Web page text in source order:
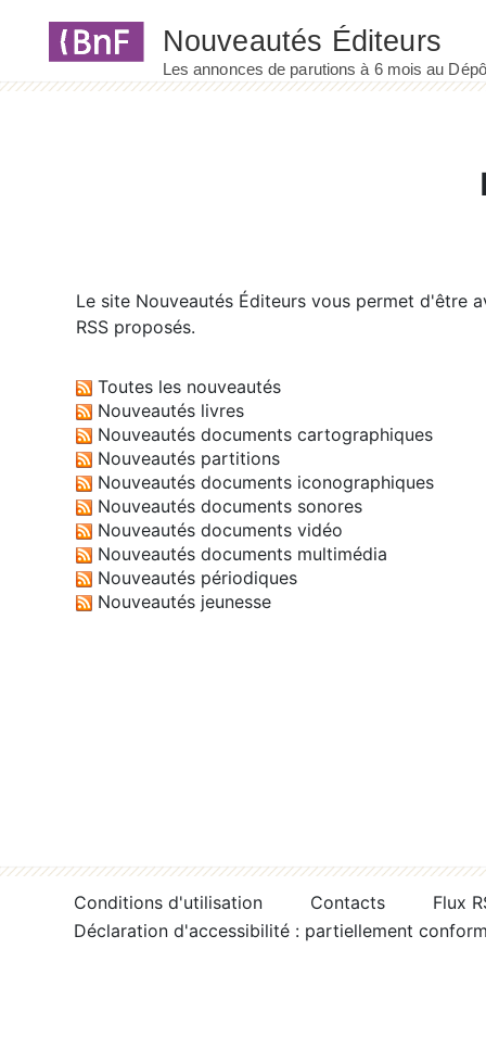
Le site Nouveautés Éditeurs vous permet d'être
RSS proposés.
Toutes les nouveautés
Nouveautés livres
Nouveautés documents cartographiques
Nouveautés partitions
Nouveautés documents iconographiques
Nouveautés documents sonores
Nouveautés documents vidéo
Nouveautés documents multimédia
Nouveautés périodiques
Nouveautés jeunesse
Conditions d'utilisation Contacts
Flux
Déclaration d'accessibilité : partiellement